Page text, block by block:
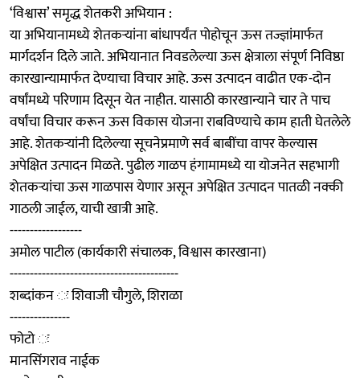
‘विश्वास’ समृद्ध शेतकरी अभियान :
या अभियानामध्ये शेतकऱ्यांना बांधापर्यंत पोहोचून ऊस तज्ज्ञांमार्फत
मार्गदर्शन दिले जाते. अभियानात निवडलेल्या ऊस क्षेत्राला संपूर्ण निविष्ठा
कारखान्यामार्फत देण्याचा विचार आहे. ऊस उत्पादन वाढीत एक-दोन
वर्षांमध्ये परिणाम दिसून येत नाहीत. यासाठी कारखान्याने चार ते पाच
वर्षांचा विचार करून ऊस विकास योजना राबविण्याचे काम हाती घेतलेले
आहे. शेतकऱ्यांनी दिलेल्या सूचनेप्रमाणे सर्व बाबींचा वापर केल्यास
अपेक्षित उत्पादन मिळते. पुढील गाळप हंगामामध्ये या योजनेत सहभागी
शेतकऱ्यांचा ऊस गाळपास येणार असून अपेक्षित उत्पादन पातळी नक्की
गाठली जाईल, याची खात्री आहे.
------------------
अमोल पाटील (कार्यकारी संचालक, विश्वास कारखाना)
------------------------------------------
शब्दांकन ः शिवाजी चौगुले, शिराळा
---------------
फोटो ः
मानसिंगराव नाईक